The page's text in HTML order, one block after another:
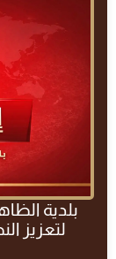
بلدية
لتعزيز